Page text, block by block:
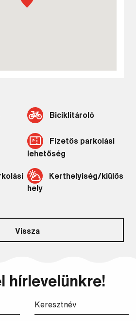
Biciklitároló
Fizetős parkolási
lehetőség
Kerthelyiség/kiülős
hely
Vissza
hírlevelünkre!